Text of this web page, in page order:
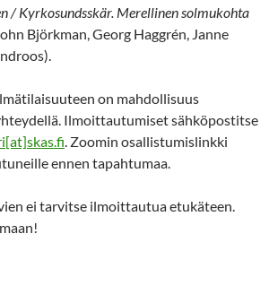
/ Kyrkosundsskär. Merellinen solmukohta
Björkman, Georg Haggrén, Janne
on mahdollisuus
Ilmoittautumiset sähköpostitse
. Zoomin osallistumislinkki
ennen tapahtumaa.
ei tarvitse ilmoittautua etukäteen.